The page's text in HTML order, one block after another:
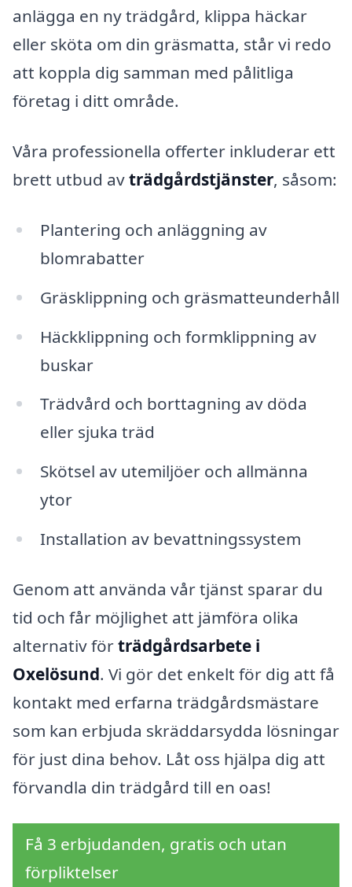
anlägga en ny trädgård, klippa häckar
eller sköta om din gräsmatta, står vi redo
att koppla dig samman med pålitliga
företag i ditt område.
Våra professionella offerter inkluderar ett
brett utbud avträdgårdstjänster, såsom:
Plantering och anläggning av
blomrabatter
Gräsklippning och gräsmatteunderhåll
Häckklippning och formklippning av
buskar
Trädvård och borttagning av döda
eller sjuka träd
Skötsel av utemiljöer och allmänna
ytor
Installation av bevattningssystem
Genom att använda vår tjänst sparar du
tid och får möjlighet att jämföra olika
alternativ förträdgårdsarbete i
Oxelösund. Vi gör det enkelt för dig att få
kontakt med erfarna trädgårdsmästare
som kan erbjuda skräddarsydda lösningar
för just dina behov. Låt oss hjälpa dig att
förvandla din trädgård till en oas!
Få 3 erbjudanden, gratis och utan
förpliktelser